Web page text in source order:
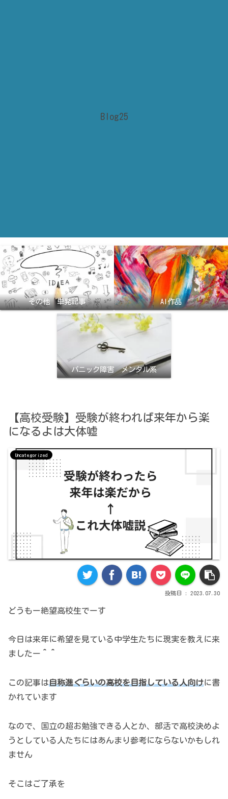
Blog25
その他 単発記事 AI作品
パニック障害 メンタル系
【高校受験】受験が終われば来年から楽
になるよは大体嘘
Uncategorized
2023.07.30
どうもー絶望高校生でーす
今日は来年に希望を見ている中学生たちに現実を教えに来
ましたー
この記事は自称進ぐらいの高校を目指している人向けに書
かれています
なので、国立の超お勉強できる人とか、部活で高校決めよ
うとしている人たちにはあんまり参考にならないかもしれ
ません
そこはご了承を